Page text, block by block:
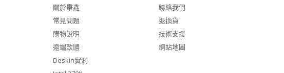
關於秉鑫
常見問題
購物說明
遠端軟體
Deskin實測
聯絡我們
退換貨
技術支援
網站地圖